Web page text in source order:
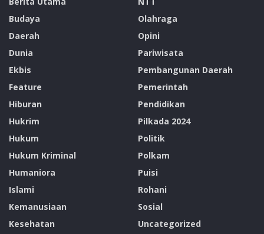
Budaya
Daerah
Dunia
Ekbis
Feature
Hiburan
Hukrim
Hukum
Hukum Kriminal
Humaniora
Islami
Kemanusiaan
Kesehatan
Olahraga
Opini
Pariwisata
Pembangunan Daerah
Pemerintah
Pendidikan
Pilkada 2024
Politik
Polkam
Puisi
Rohani
Sosial
Uncategorized